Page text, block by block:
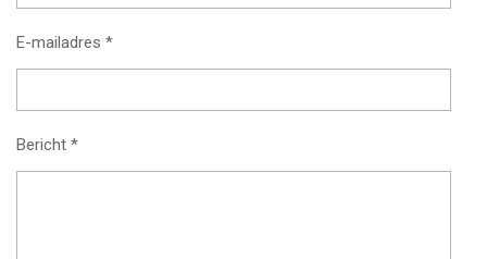
E-mailadres *
Bericht *